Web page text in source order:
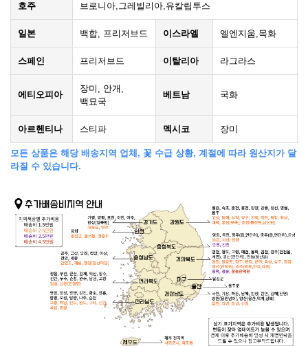
호주 브로니아,그레빌리아,유칼립투스
일본 백합, 프리저브드 이스라엘 엘엔지움,목화
스페인 프리저브드 이탈리아 라그라스
에티오피아
장미, 안개,
백묘국
베트남 국화
아르헨티나 스티파 멕시코 장미
모든 상품은 해당 배송지역 업체, 꽃 수급 상황, 계절에 따라 원산지가 달
라질 수 있습니다.